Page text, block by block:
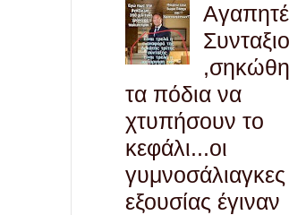
Αγαπητέ
τα πόδια να
χτυπήσουν το
κεφάλι...οι
εξουσίας έγιναν